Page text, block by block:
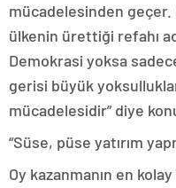
mücadelesinden
ülkenin ürettiği refahı
Demokrasi yoksa
gerisi büyük
mücadelesidir” diye
“Süse, püse yatırım
Oy kazanmanın en